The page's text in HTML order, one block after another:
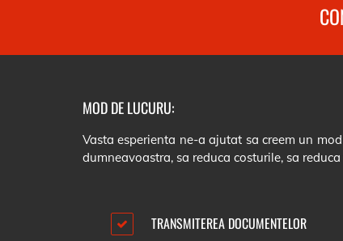
MOD DE LUCURU:
Vasta esperienta ne-a ajutat sa creem un
dumneavoastra, sa reduca costurile, sa
TRANSMITEREA DOCUMENTELOR